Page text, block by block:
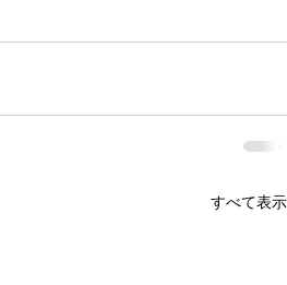
すべて表示